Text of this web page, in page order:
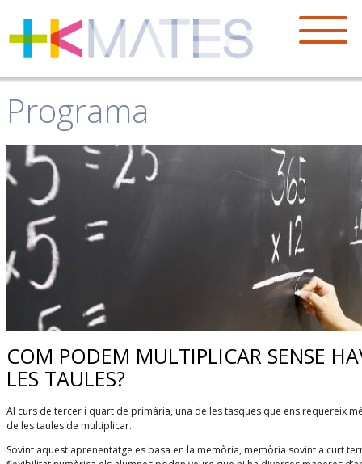
Programa
COM PODEM MULTIPLICAR SENSE
LES TAULES?
Al curs de tercer i quart de primària, una de les tasques que ens requereix
de les taules de multiplicar.
Sovint aquest aprenentatge es basa en la memòria, memòria sovint a curt